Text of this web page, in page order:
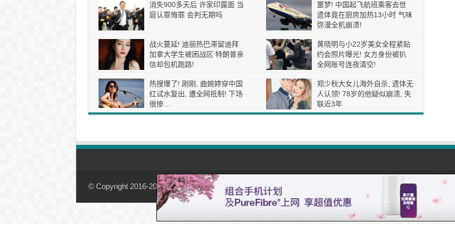
消失900多天后 许家印露面 当
庭认罪悔罪 会判无期吗
噩梦! 中国起飞航班乘客去世
遗体竟在厨房加热13小时 气味
弥漫全机崩溃!
战火蔓延! 迪丽热巴滞留迪拜
加拿大学生被困战区 特朗普亲
信却包机跑路!
黄晓明与小22岁美女全程紧贴
约会照片曝光! 女方身份被扒
全网账号连夜清空!
热搜爆了! 刚刚, 曲婉婷穿中国
红试水复出, 遭全网抵制! 下场
很惨…
郑少秋大女儿海外自杀, 遗体无
人认领! 78岁的他疑似崩溃, 失
联近3年
© Copyright 2016-2026, 加国观察-01simple.com All Rights Reserved. | | Email: